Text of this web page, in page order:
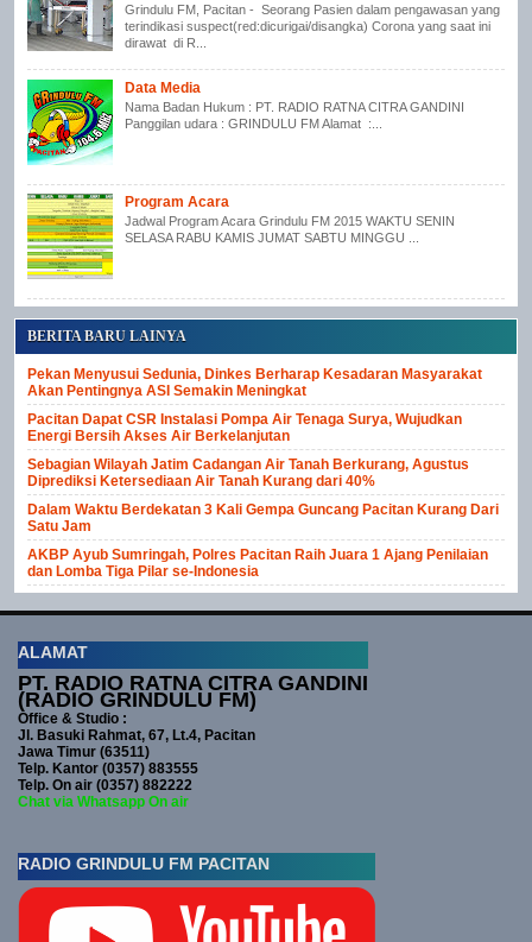
Grindulu FM, Pacitan - Seorang Pasien dalam pengawasan yang
terindikasi suspect(red:dicurigai/disangka) Corona yang saat ini
dirawat di R...
Data Media
Nama Badan Hukum : PT. RADIO RATNA CITRA GANDINI
Panggilan udara : GRINDULU FM Alamat :...
Program Acara
Jadwal Program Acara Grindulu FM 2015 WAKTU SENIN
SELASA RABU KAMIS JUMAT SABTU MINGGU ...
BERITA BARU LAINYA
Pekan Menyusui Sedunia, Dinkes Berharap Kesadaran Masyarakat
Akan Pentingnya ASI Semakin Meningkat
Pacitan Dapat CSR Instalasi Pompa Air Tenaga Surya, Wujudkan
Energi Bersih Akses Air Berkelanjutan
Sebagian Wilayah Jatim Cadangan Air Tanah Berkurang, Agustus
Diprediksi Ketersediaan Air Tanah Kurang dari 40%
Dalam Waktu Berdekatan 3 Kali Gempa Guncang Pacitan Kurang Dari
Satu Jam
AKBP Ayub Sumringah, Polres Pacitan Raih Juara 1 Ajang Penilaian
dan Lomba Tiga Pilar se-Indonesia
ALAMAT
PT. RADIO RATNA CITRA GANDINI
(RADIO GRINDULU FM)
Office & Studio :
Jl. Basuki Rahmat, 67, Lt.4, Pacitan
Jawa Timur (63511)
Telp. Kantor (0357) 883555
Telp. On air (0357) 882222
Chat via Whatsapp On air
RADIO GRINDULU FM PACITAN